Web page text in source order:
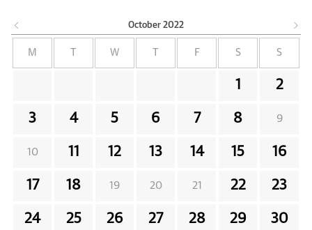
October 2022
M W F S S
1 2
3 4 5 6 7 8 9
10 11 12 13 14 15 16
17 18 19 20 21 22 23
24 25 26 27 28 29 30